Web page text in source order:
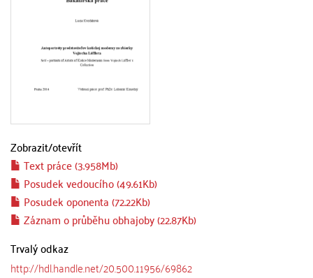
Zobrazit/otevřít
Text práce (3.958Mb)
Posudek vedoucího (49.61Kb)
Posudek oponenta (72.22Kb)
Záznam o průběhu obhajoby (22.87Kb)
Trvalý odkaz
http://hdl.handle.net/20.500.11956/69862